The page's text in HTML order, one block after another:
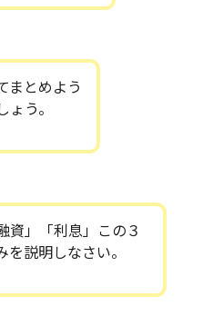
まとめよう
う。
資」「利息」この３
説明しなさい。